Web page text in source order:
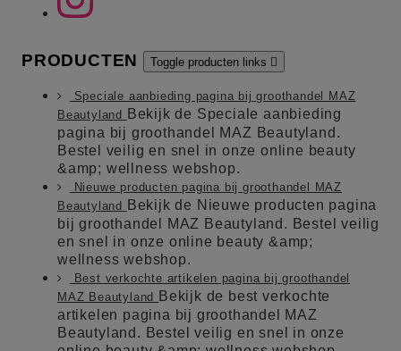
PRODUCTEN Toggle producten links 
Speciale aanbieding pagina bij groothandel MAZ
Beautyland
Bekijk de Speciale aanbieding
pagina bij groothandel MAZ Beautyland.
Bestel veilig en snel in onze online beauty
&amp; wellness webshop.
Nieuwe producten pagina bij groothandel MAZ
Beautyland
Bekijk de Nieuwe producten pagina
bij groothandel MAZ Beautyland. Bestel veilig
en snel in onze online beauty &amp;
wellness webshop.
Best verkochte artikelen pagina bij groothandel
MAZ Beautyland
Bekijk de best verkochte
artikelen pagina bij groothandel MAZ
Beautyland. Bestel veilig en snel in onze